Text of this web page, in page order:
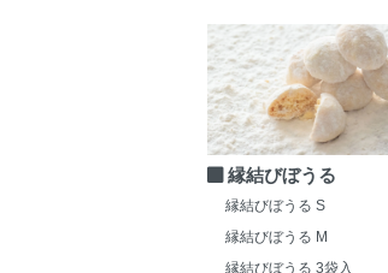
縁結びぼうる
縁結びぼうる S
縁結びぼうる M
縁結びぼうる 3袋入